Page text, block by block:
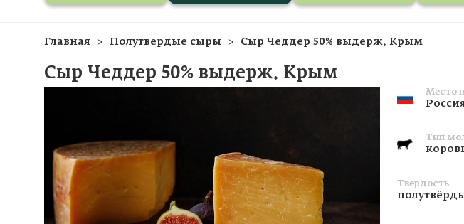
Главная Полутвердые сыры Сыр Чеддер 50% выдерж. Крым
Сыр Чеддер 50% выдерж. Крым
Место
Тип
Твердость